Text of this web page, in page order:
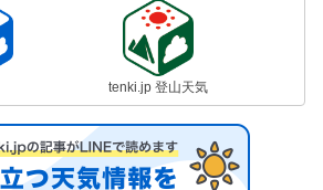
tenki.jp 登山天気